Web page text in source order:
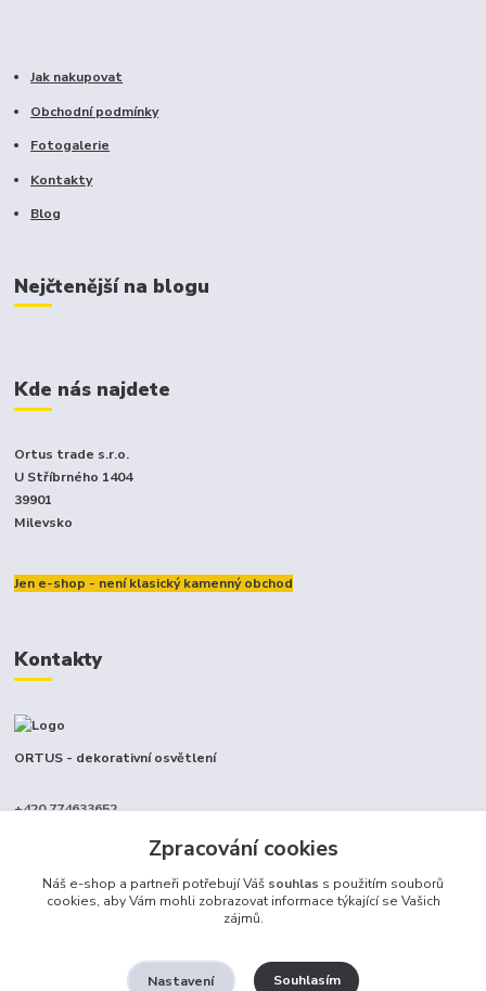
Jak nakupovat
Obchodní podmínky
Fotogalerie
Kontakty
Blog
Nejčtenější na blogu
Kde nás najdete
Ortus trade s.r.o.
U Stříbrného 1404
39901
Milevsko
Jen e-shop - není klasický kamenný obchod
Kontakty
ORTUS - dekorativní osvětlení
+420 774633652
Zpracování cookies
Náš e-shop a partneři potřebují Váš souhlas s použitím souborů
cookies, aby Vám mohli zobrazovat informace týkající se Vašich
zájmů.
Nastavení Souhlasím